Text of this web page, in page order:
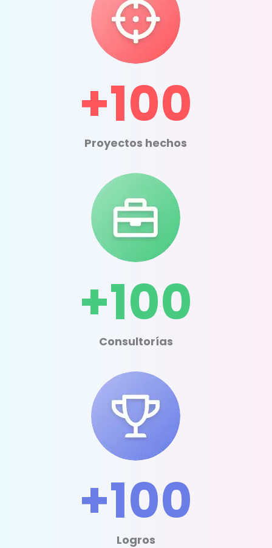
+100
Proyectos hechos
+100
Consultorías
+100
Logros